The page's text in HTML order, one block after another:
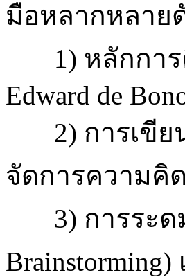
มือหลากหลาย
1) หลักการคิ
Edward de
2) การเขียน
จัดการความคิด
3) การระดม